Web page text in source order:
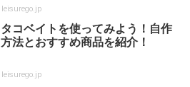
leisurego.jp
タコベイトを使ってみよう！自作
方法とおすすめ商品を紹介！
leisurego.jp